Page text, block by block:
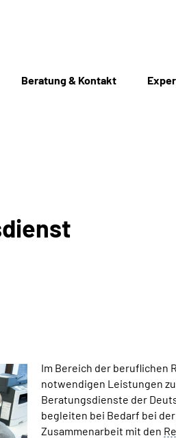
Beratung & Kontakt
Im Bereich der beruflichen
notwendigen Leistungen
Beratungsdienste der
begleiten bei Bedarf bei
Zusammenarbeit mit den